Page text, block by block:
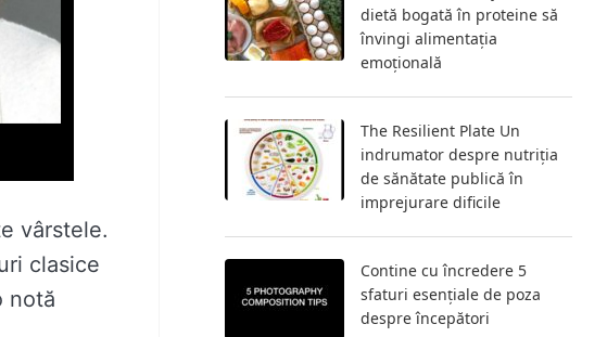
vârstele.
clasice
notă
dietă bogată în proteine ​​să
învingi alimentația
emoțională
The Resilient Plate Un
indrumator despre nutriția
de sănătate publică în
imprejurare dificile
Contine cu încredere 5
sfaturi esențiale de poza
despre începători